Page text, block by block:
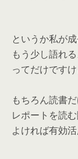
というか私が
もう少し語れ
ってだけです
もちろん読書
レポートを読
よければ有効活